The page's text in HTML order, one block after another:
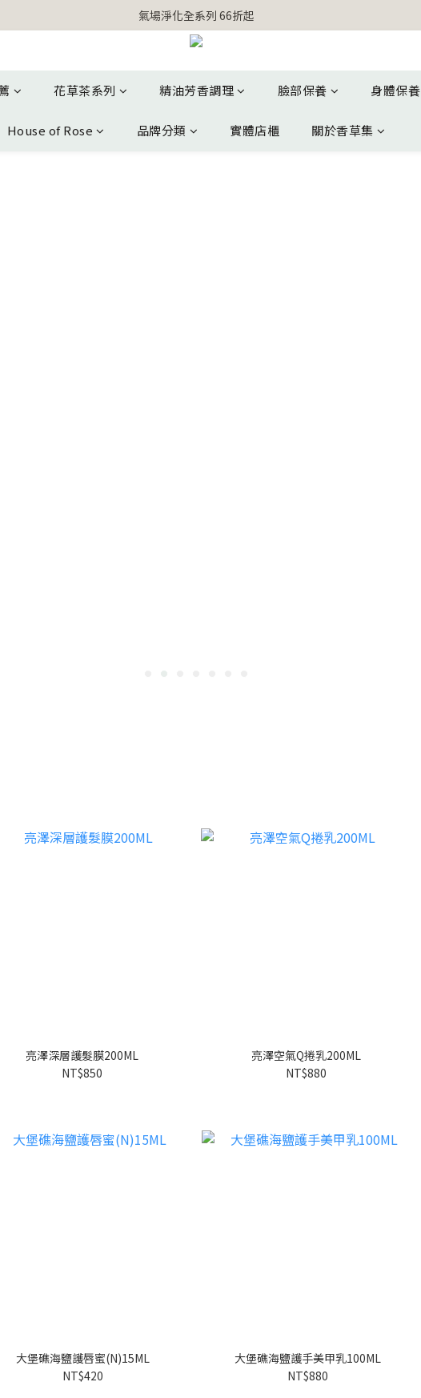
【官網獨家】首次消費 不限金額 即送 香遇熊超人行李吊牌
【官網獨家】首次消費 不限金額 即送 香遇熊超人行李吊牌
花草茶系列 精油芳香調理 臉部保養 身體保養
House of Rose 品牌分類 實體店櫃 關於香草集
亮澤深層護髮膜200ML
NT$850
亮澤空氣Q捲乳200ML
NT$880
大堡礁海鹽護唇蜜(N)15ML
NT$420
大堡礁海鹽護手美甲乳100ML
NT$880